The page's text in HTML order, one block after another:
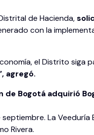
de Hacienda,
con la
el Distrito siga
agregó.
Bogotá adquirió
La Veeduría
Rivera.